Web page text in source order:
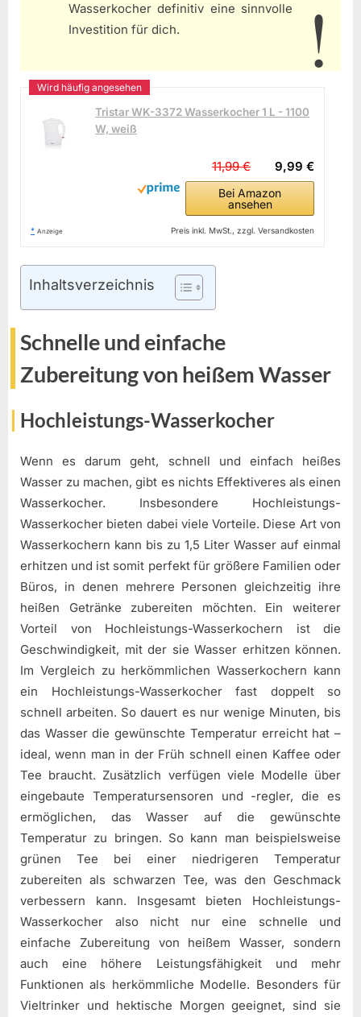
Wasserkocher definitiv eine sinnvolle
Investition für dich.
Tristar WK-3372 Wasserkocher 1 L - 1100
W, weiß
9,99 €
11,99 €
Bei Amazon
ansehen
* Anzeige Preis inkl. MwSt., zzgl. Versandkosten
Inhaltsverzeichnis
Schnelle und einfache
Zubereitung von heißem Wasser
Hochleistungs-Wasserkocher
Wenn es darum geht, schnell und einfach heißes
Wasser zu machen, gibt es nichts Effektiveres als einen
Wasserkocher. Insbesondere Hochleistungs-
Wasserkocher bieten dabei viele Vorteile. Diese Art von
Wasserkochern kann bis zu 1,5 Liter Wasser auf einmal
erhitzen und ist somit perfekt für größere Familien oder
Büros, in denen mehrere Personen gleichzeitig ihre
heißen Getränke zubereiten möchten. Ein weiterer
Vorteil von Hochleistungs-Wasserkochern ist die
Geschwindigkeit, mit der sie Wasser erhitzen können.
Im Vergleich zu herkömmlichen Wasserkochern kann
ein Hochleistungs-Wasserkocher fast doppelt so
schnell arbeiten. So dauert es nur wenige Minuten, bis
das Wasser die gewünschte Temperatur erreicht hat –
ideal, wenn man in der Früh schnell einen Kaffee oder
Tee braucht. Zusätzlich verfügen viele Modelle über
eingebaute Temperatursensoren und -regler, die es
ermöglichen, das Wasser auf die gewünschte
Temperatur zu bringen. So kann man beispielsweise
grünen Tee bei einer niedrigeren Temperatur
zubereiten als schwarzen Tee, was den Geschmack
verbessern kann. Insgesamt bieten Hochleistungs-
Wasserkocher also nicht nur eine schnelle und
einfache Zubereitung von heißem Wasser, sondern
auch eine höhere Leistungsfähigkeit und mehr
Funktionen als herkömmliche Modelle. Besonders für
Vieltrinker und hektische Morgen geeignet, sind sie